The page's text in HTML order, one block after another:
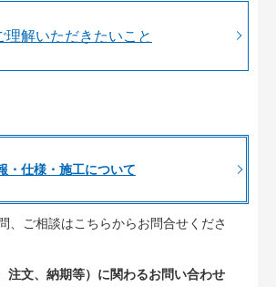
理解いただきたいこと
・仕様・施工について
、ご相談はこちらからお問合せくださ
注文、納期等）に関わるお問い合わせ